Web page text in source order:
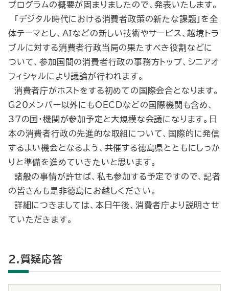
プログラムの概要が固まりましたので、発表いたします。
「デジタル時代における消費者政策の新たな課題」を全
体テーマとし、ＡＩなどの新しい技術やサービス、越境トラ
ブルに対する消費者行政当局の果たすべき役割などに
ついて、参加国間の消費者行政の事務方トップ、シニアオ
フィシャルにより議論が行われます。
消費者庁がホストをする初めての国際会合となります。
G20メンバー以外にもOECDなどの国際機関も含め、
37の国・機関が参加予定と大規模な会議になります。日
本の消費者行政の先進的な取組について、国際的に発信
するよい機会となるよう、共催する徳島県とともにしっか
りと準備を進めていきたいと思います。
諸般の事情が許せば、私も参加する予定ですので、記者
の皆さんも是非徳島にお越しください。
詳細につきましては、本日午後、消費者庁より説明させ
ていただきます。
2.質疑応答